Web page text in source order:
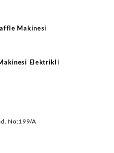
Ce Belgeli
Makinesi
Elektrikli
No:199/A